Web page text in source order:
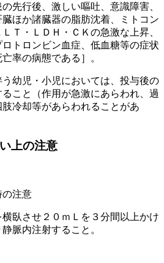
先行後、激しい嘔吐、意識障害、
ほか諸臓器の脂肪沈着、ミトコン
Ｔ・ＬＤＨ・ＣＫの急激な上昇、
トロンビン血症、低血糖等の症状
率の病態である］。
幼児・小児においては、投与後の
こと（作用が急激にあらわれ、過
冷却等があらわれることがあ
上の注意
注意
臥させ２０ｍＬを３分間以上かけ
脈内注射すること。